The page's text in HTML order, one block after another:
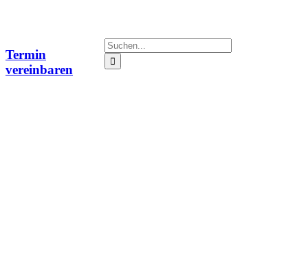
Termin
vereinbaren
Suche
nach: